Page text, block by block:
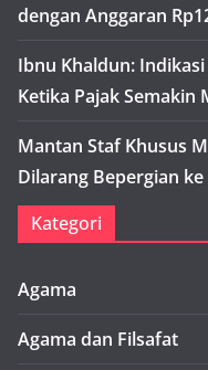
dengan Anggaran
Ibnu Khaldun:
Ketika Pajak Semakin
Mantan Staf Khusus
Dilarang Bepergian
Kategori
Agama
Agama dan Filsafat